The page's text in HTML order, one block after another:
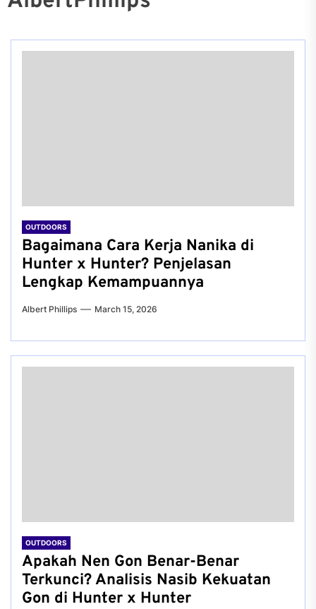
OUTDOORS
Bagaimana Cara Kerja Nanika di
Hunter x Hunter? Penjelasan
Lengkap Kemampuannya
Albert Phillips March 15, 2026
OUTDOORS
Apakah Nen Gon Benar-Benar
Terkunci? Analisis Nasib Kekuatan
Gon di Hunter x Hunter